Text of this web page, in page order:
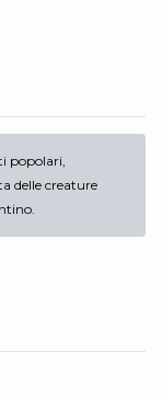
popolari,
delle creature